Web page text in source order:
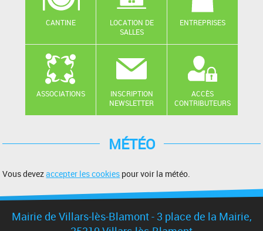
CANTINE
LOCATION DE
SALLES
ENTREPRISES
ASSOCIATIONS
INSCRIPTION
NEWSLETTER
ACCÈS
CONTRIBUTEURS
MÉTÉO
Vous devezaccepter les cookies pour voir la météo.
Mairie de Villars-lès-Blamont - 3 place de la Mairie,